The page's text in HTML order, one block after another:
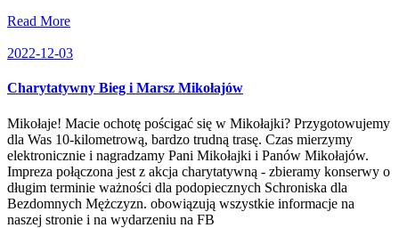
Read More
2022-12-03
Charytatywny Bieg i Marsz Mikołajów
Mikołaje! Macie ochotę pościgać się w Mikołajki? Przygotowujemy
dla Was 10-kilometrową, bardzo trudną trasę. Czas mierzymy
elektronicznie i nagradzamy Pani Mikołajki i Panów Mikołajów.
Impreza połączona jest z akcja charytatywną - zbieramy konserwy o
długim terminie ważności dla podopiecznych Schroniska dla
Bezdomnych Mężczyzn. obowiązują wszystkie informacje na
naszej stronie i na wydarzeniu na FB